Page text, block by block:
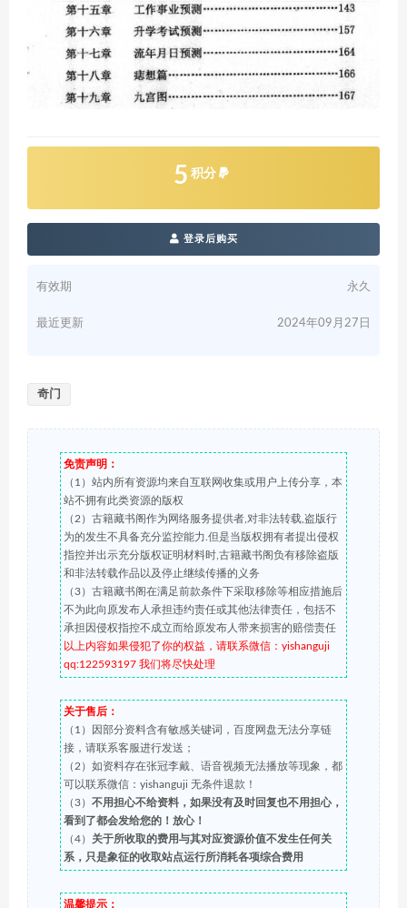
5 积分
登录后购买
有效期 永久
最近更新 2024年09月27日
奇门
免责声明：
（1）站内所有资源均来自互联网收集或用户上传分享，本
站不拥有此类资源的版权
（2）古籍藏书阁作为网络服务提供者,对非法转载,盗版行
为的发生不具备充分监控能力.但是当版权拥有者提出侵权
指控并出示充分版权证明材料时,古籍藏书阁负有移除盗版
和非法转载作品以及停止继续传播的义务
（3）古籍藏书阁在满足前款条件下采取移除等相应措施后
不为此向原发布人承担违约责任或其他法律责任，包括不
承担因侵权指控不成立而给原发布人带来损害的赔偿责任
以上内容如果侵犯了你的权益，请联系微信：yishanguji
qq:122593197 我们将尽快处理
关于售后：
（1）因部分资料含有敏感关键词，百度网盘无法分享链
接，请联系客服进行发送；
（2）如资料存在张冠李戴、语音视频无法播放等现象，都
可以联系微信：yishanguji 无条件退款！
（3） 不用担心不给资料，如果没有及时回复也不用担心，
看到了都会发给您的！放心！
（4） 关于所收取的费用与其对应资源价值不发生任何关
系，只是象征的收取站点运行所消耗各项综合费用
温馨提示：